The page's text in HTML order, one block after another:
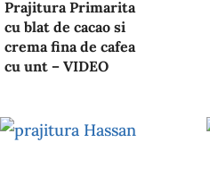
Prajitura Primarita
cu blat de cacao si
crema fina de cafea
cu unt – VIDEO